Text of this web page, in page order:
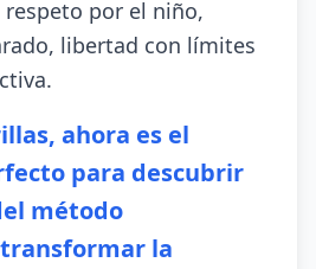
por el niño,
libertad con límites
ahora es el
para descubrir
método
la